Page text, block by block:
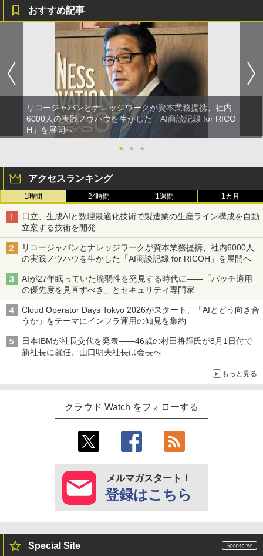
おすすめ記事
リコージャパンとナレッジワークが資本業務提携、社内
6000人の実践ノウハウを生かした「AI商談記録 for RICO
H」を展開へ
●
● ●
アクセスランキング
1時間 24時間 1週間 1カ月
日立、生成AIと数理最適化技術で製造業の生産ライン構成を自動
立案する技術を開発
リコージャパンとナレッジワークが資本業務提携、社内6000人
の実践ノウハウを生かした「AI商談記録 for RICOH」を展開へ
AIが27年眠っていた脆弱性を発見する時代に――「パッチ適用
の優先度を見直すべき」とセキュリティ専門家
Cloud Operator Days Tokyo 2026がスタート、「AIとどう向き合
うか」をテーマにインフラ運用の知見を集約
日本IBMが社長交代を発表――46歳の村田将輝氏が8月1日付で
新社長に就任、山口明夫社長は会長へ
もっと見る
クラウド Watch をフォローする
メルマガスタート！
登録はこちら
Special Site